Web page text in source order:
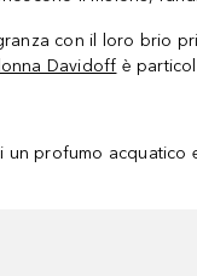
con il loro brio
Davidoff è
un profumo